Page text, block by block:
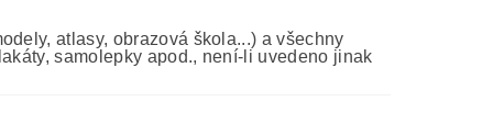
atlasy, obrazová škola...) a všechny
samolepky apod., není-li uvedeno jinak